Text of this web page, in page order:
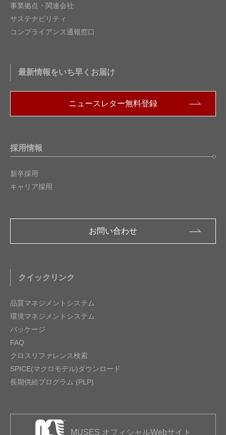
事業拠点・関連会社
サステナビリティ
コンプライアンス通報窓口
最新情報をいち早くお届け
ニュースレター無料登録
採用情報
新卒採用
キャリア採用
お問い合わせ
クイックリンク
品質マネジメントシステム
環境マネジメントシステム
パッケージ
FAQ
クロスリファレンス検索
SPICE(マクロモデル)ダウンロード
長期供給プログラム (PLP)
MUSES オフィシャルWebサイト